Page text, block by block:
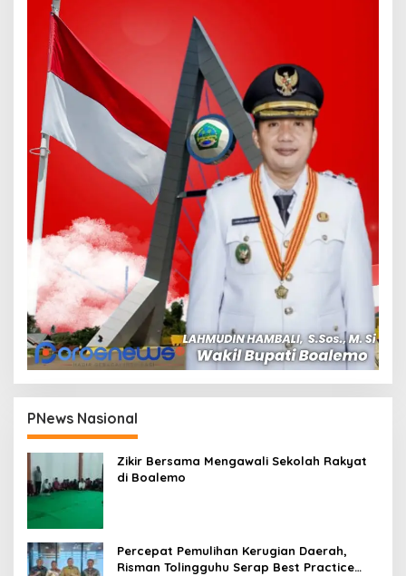
PNews Nasional
Zikir Bersama Mengawali Sekolah Rakyat
di Boalemo
Percepat Pemulihan Kerugian Daerah,
Risman Tolingguhu Serap Best Practice